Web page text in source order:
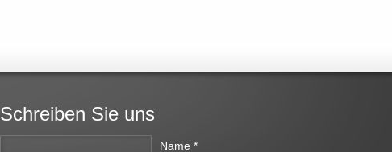
Schreiben Sie uns
Name *